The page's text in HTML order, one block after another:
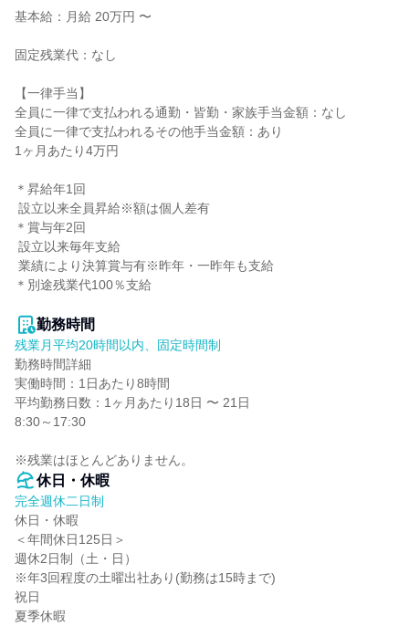
基本給：月給 20万円 〜
固定残業代：なし
【一律手当】
全員に一律で支払われる通勤・皆勤・家族手当金額：なし
全員に一律で支払われるその他手当金額：あり
1ヶ月あたり4万円
＊昇給年1回
＊賞与年2回
＊別途残業代100％支給
勤務時間
残業月平均20時間以内、固定時間制
勤務時間詳細
実働時間：1日あたり8時間
平均勤務日数：1ヶ月あたり18日 〜 21日
8:30～17:30
※残業はほとんどありません。
休日・休暇
完全週休二日制
休日・休暇
＜年間休日125日＞
週休2日制（土・日）
※年3回程度の土曜出社あり(勤務は15時まで)
祝日
夏季休暇